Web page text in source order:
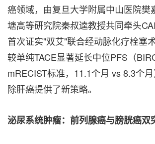
癌领域，由复旦大学附属中山医院樊
塘高等研究院秦叔逵教授共同牵头
首次证实"双艾"联合经动脉化疗栓塞
较单纯TACE显著延长中位PFS（
mRECIST标准，11.1个月 vs 8.3个
除肝癌提供了新策略。
泌尿系统肿瘤：前列腺癌与膀胱癌双